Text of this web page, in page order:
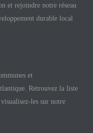
et rejoindre notre réseau
durable local
et
Retrouvez la liste
les sur notre